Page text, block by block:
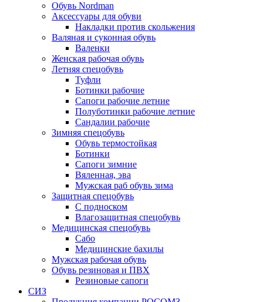
Обувь Nordman
Аксессуары для обуви
Накладки против скольжения
Валяная и суконная обувь
Валенки
Женская рабочая обувь
Летняя спецобувь
Туфли
Ботинки рабочие
Сапоги рабочие летние
Полуботинки рабочие летние
Сандалии рабочие
Зимняя спецобувь
Обувь термостойкая
Ботинки
Сапоги зимние
Вяленная, эва
Мужская раб обувь зима
Защитная спецобувь
С подноском
Влагозащитная спецобувь
Медицинская спецобувь
Сабо
Медицинские бахилы
Мужская рабочая обувь
Обувь резиновая и ПВХ
Резиновые сапоги
СИЗ